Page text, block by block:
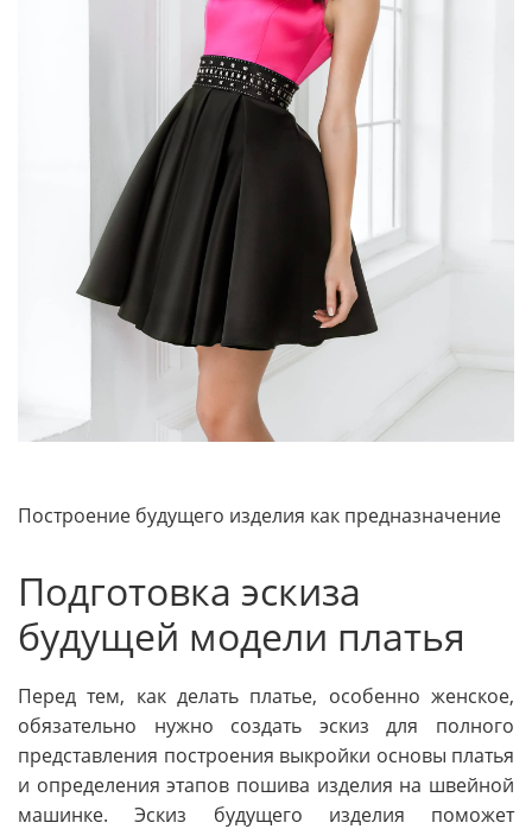
Построение будущего изделия как предназначение
Подготовка эскиза
будущей модели платья
Перед тем, как делать платье, особенно женское,
обязательно нужно создать эскиз для полного
представления построения выкройки основы платья
и определения этапов пошива изделия на швейной
машинке. Эскиз будущего изделия поможет